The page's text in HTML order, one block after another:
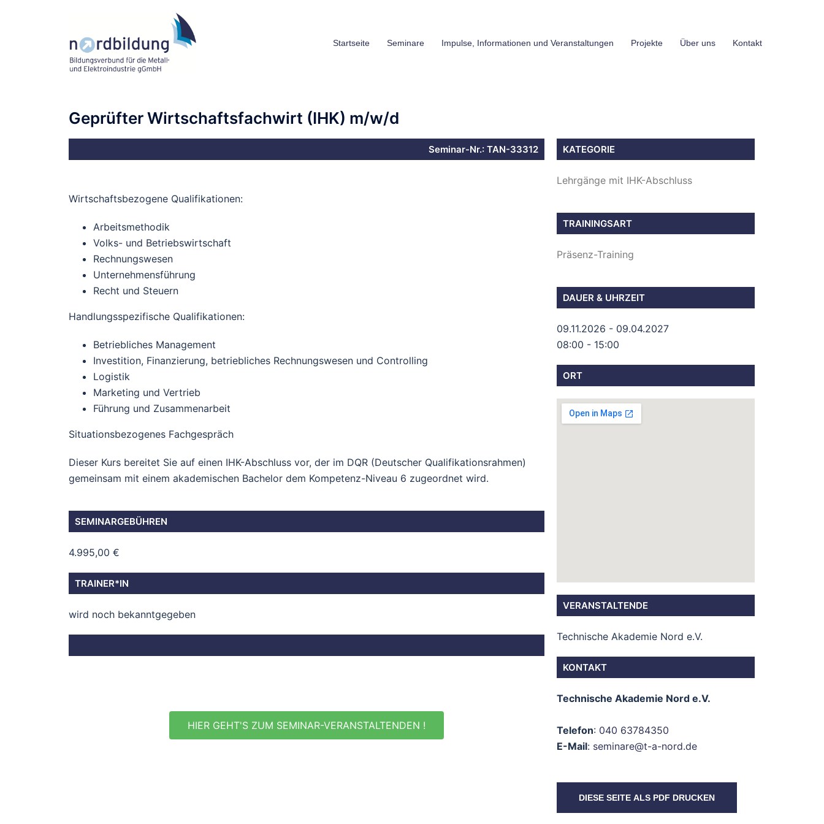
Startseite Seminare Impulse, Informationen und Veranstaltungen Projekte Über uns Kontakt
Geprüfter Wirtschaftsfachwirt (IHK) m/w/d
Seminar-Nr.: TAN-33312
Wirtschaftsbezogene Qualifikationen:
Arbeitsmethodik
Volks- und Betriebswirtschaft
Rechnungswesen
Unternehmensführung
Recht und Steuern
Handlungsspezifische Qualifikationen:
Betriebliches Management
Investition, Finanzierung, betriebliches Rechnungswesen und Controlling
Logistik
Marketing und Vertrieb
Führung und Zusammenarbeit
Situationsbezogenes Fachgespräch
Dieser Kurs bereitet Sie auf einen IHK-Abschluss vor, der im DQR (Deutscher Qualifikationsrahmen)
gemeinsam mit einem akademischen Bachelor dem Kompetenz-Niveau 6 zugeordnet wird.
SEMINARGEBÜHREN
4.995,00 €
TRAINER*IN
wird noch bekanntgegeben
HIER GEHT'S ZUM SEMINAR-VERANSTALTENDEN !
KATEGORIE
Lehrgänge mit IHK-Abschluss
TRAININGSART
Präsenz-Training
DAUER & UHRZEIT
09.11.2026 - 09.04.2027
08:00 - 15:00
ORT
VERANSTALTENDE
Technische Akademie Nord e.V.
KONTAKT
Technische Akademie Nord e.V.
Telefon: 040 63784350
E-Mail: seminare@t-a-nord.de
DIESE SEITE ALS PDF DRUCKEN